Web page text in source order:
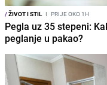
/ŽIVOT I STIL I PRIJE OKO 1H
Pegla uz 35 stepeni:
peglanje u pakao?